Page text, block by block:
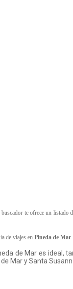
te ofrece un listado
de viajes en Pineda de Mar
de Mar es ideal,
Mar y Santa